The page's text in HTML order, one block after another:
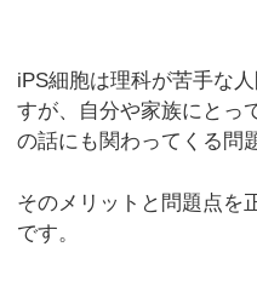
iPS細胞は理科が苦手な
すが、自分や家族にとっ
の話にも関わってくる問
そのメリットと問題点を
です。